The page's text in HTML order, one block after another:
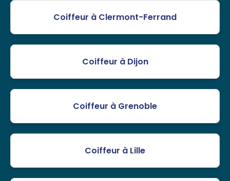
Coiffeur à Clermont-Ferrand
Coiffeur à Dijon
Coiffeur à Grenoble
Coiffeur à Lille